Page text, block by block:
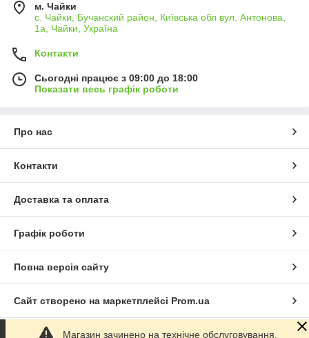
м. Чайки
с. Чайки, Бучанский район, Київська обл вул. Антонова,
1а, Чайки, Україна
Контакти
Сьогодні працює з 09:00 до 18:00
Показати весь графік роботи
Про нас
Контакти
Доставка та оплата
Графік роботи
Повна версія сайту
Сайт створено на маркетплейсі Prom.ua
Політика конфіденційності
Магазин зачинено на технічне обслуговування.